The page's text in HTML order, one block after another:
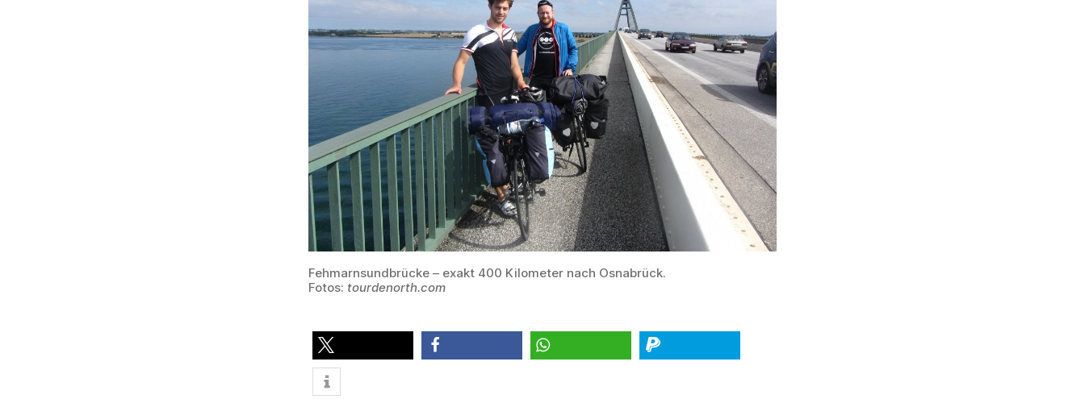
Fehmarnsundbrücke – exakt 400 Kilometer nach Osnabrück.
Fotos: tourdenorth.com
teilen